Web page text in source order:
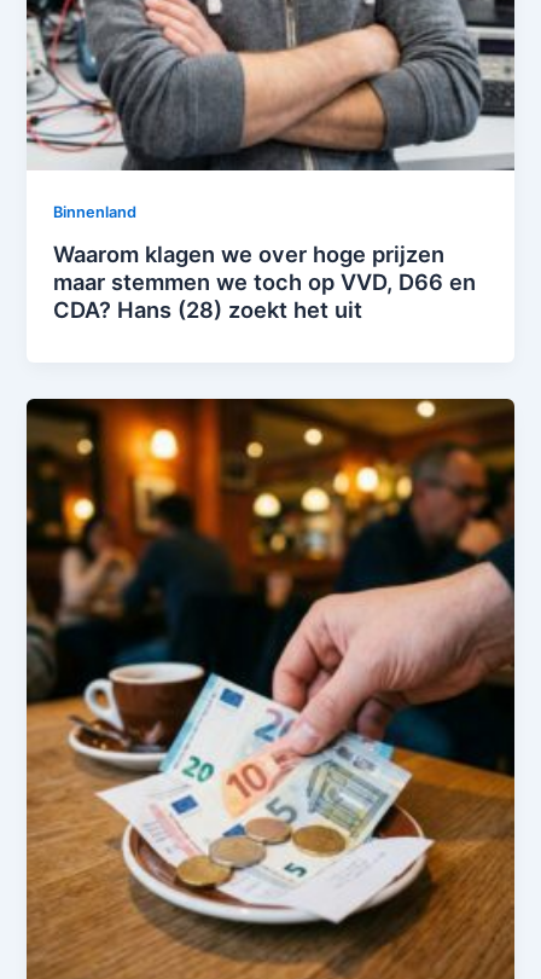
Binnenland
Waarom klagen we over hoge prijzen
maar stemmen we toch op VVD, D66 en
CDA? Hans (28) zoekt het uit